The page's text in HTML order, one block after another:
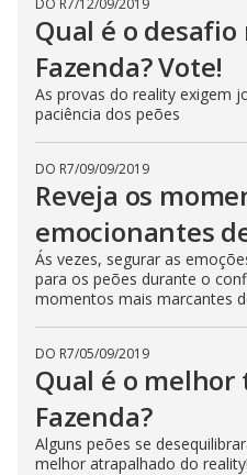
DO R7/12/09/2019
Qual é o
Fazenda? Vote!
As provas do reality exigem
paciência dos peões
DO R7/09/09/2019
Reveja os
emocionantes
Ás vezes, segurar as
para os peões durante o
momentos mais marcantes
DO R7/05/09/2019
Qual é o melhor
Fazenda?
Alguns peões se
melhor atrapalhado do reality!